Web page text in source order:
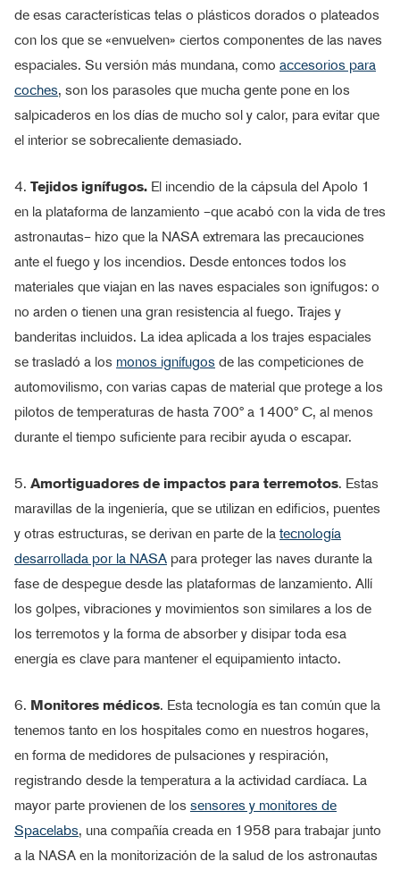
de esas características telas o plásticos dorados o plateados
con los que se «envuelven» ciertos componentes de las naves
espaciales. Su versión más mundana, como accesorios para
coches, son los parasoles que mucha gente pone en los
salpicaderos en los días de mucho sol y calor, para evitar que
el interior se sobrecaliente demasiado.
4. Tejidos ignífugos. El incendio de la cápsula del Apolo 1
en la plataforma de lanzamiento –que acabó con la vida de tres
astronautas– hizo que la NASA extremara las precauciones
ante el fuego y los incendios. Desde entonces todos los
materiales que viajan en las naves espaciales son ignífugos: o
no arden o tienen una gran resistencia al fuego. Trajes y
banderitas incluidos. La idea aplicada a los trajes espaciales
se trasladó a los monos ignífugos de las competiciones de
automovilismo, con varias capas de material que protege a los
pilotos de temperaturas de hasta 700º a 1400º C, al menos
durante el tiempo suficiente para recibir ayuda o escapar.
5. Amortiguadores de impactos para terremotos. Estas
maravillas de la ingeniería, que se utilizan en edificios, puentes
y otras estructuras, se derivan en parte de la tecnología
desarrollada por la NASA para proteger las naves durante la
fase de despegue desde las plataformas de lanzamiento. Allí
los golpes, vibraciones y movimientos son similares a los de
los terremotos y la forma de absorber y disipar toda esa
energía es clave para mantener el equipamiento intacto.
6. Monitores médicos. Esta tecnología es tan común que la
tenemos tanto en los hospitales como en nuestros hogares,
en forma de medidores de pulsaciones y respiración,
registrando desde la temperatura a la actividad cardíaca. La
mayor parte provienen de los sensores y monitores de
Spacelabs, una compañía creada en 1958 para trabajar junto
a la NASA en la monitorización de la salud de los astronautas